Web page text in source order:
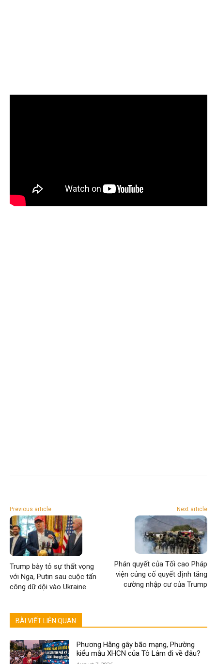
Previous article
Trump bày tỏ sự thất vọng
với Nga, Putin sau cuộc tấn
công dữ dội vào Ukraine
Next article
Phán quyết của Tối cao Pháp
viện củng cố quyết định tăng
cường nhập cư của Trump
BÀI VIẾT LIÊN QUAN
Phương Hằng gây bão mạng, Phường
kiểu mẫu XHCN của Tô Lâm đi về đâu?